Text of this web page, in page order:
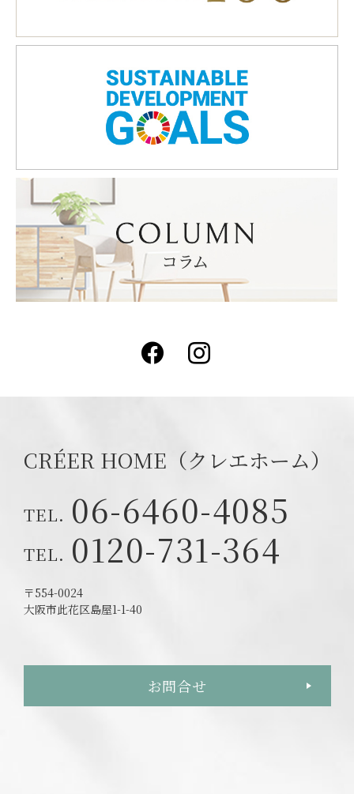
Facebook
CRÉER HOME（クレエホーム）
06-6460-4085
0120-731-364
〒554-0024
大阪市此花区島屋1-1-40
お問合せ